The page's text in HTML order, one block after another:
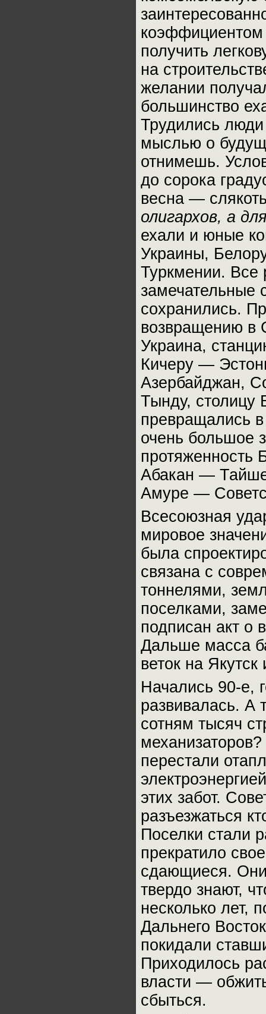
коэффициентом
получить
на
желании
большинство
Трудились
мыслью о
отнимешь.
до сорока
весна —
олигархов, а
ехали и юные
Украины,
Туркмении. Все
замечательные
сохранились.
возвращению в
Украина,
Кичеру —
Азербайджан,
Тынду, столицу
превращались
очень большое
протяженность
Абакан —
Амуре —
Всесоюзная
мировое
была
связана с
тоннелями,
поселками,
подписан акт о
Дальше масса
веток на
Начались 90-е,
развивалась. А
сотням тысяч
перестали
этих забот.
разъезжаться
Поселки стали
прекратило
сдающиеся. Они
твердо знают,
несколько лет,
Дальнего
покидали
Приходилось
власти —
сбыться.